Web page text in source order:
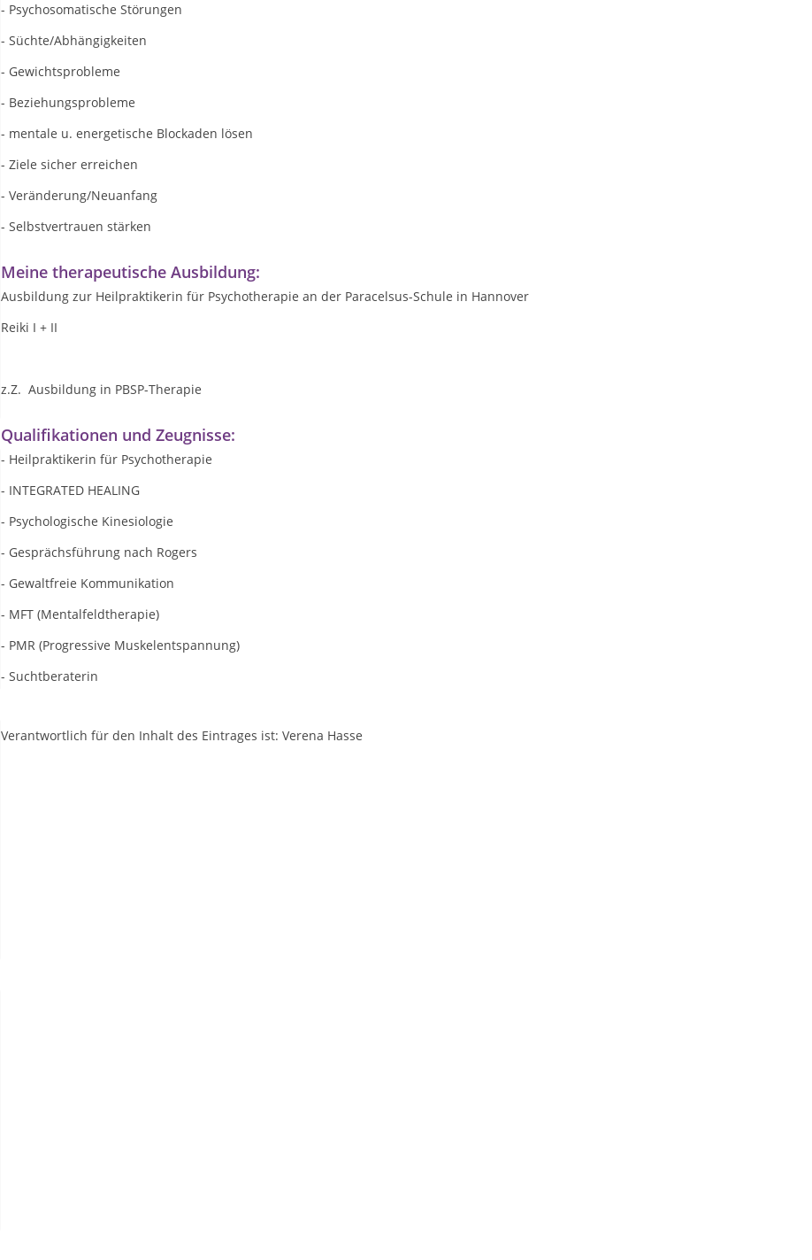
- Psychosomatische Störungen
- Süchte/Abhängigkeiten
- Gewichtsprobleme
- Beziehungsprobleme
- mentale u. energetische Blockaden lösen
- Ziele sicher erreichen
- Veränderung/Neuanfang
- Selbstvertrauen stärken
Meine therapeutische Ausbildung:
Ausbildung zur Heilpraktikerin für Psychotherapie an der Paracelsus-Schule in Hannover
Reiki I + II
z.Z. Ausbildung in PBSP-Therapie
Qualifikationen und Zeugnisse:
- Heilpraktikerin für Psychotherapie
- INTEGRATED HEALING
- Psychologische Kinesiologie
- Gesprächsführung nach Rogers
- Gewaltfreie Kommunikation
- MFT (Mentalfeldtherapie)
- PMR (Progressive Muskelentspannung)
- Suchtberaterin
Verantwortlich für den Inhalt des Eintrages ist: Verena Hasse